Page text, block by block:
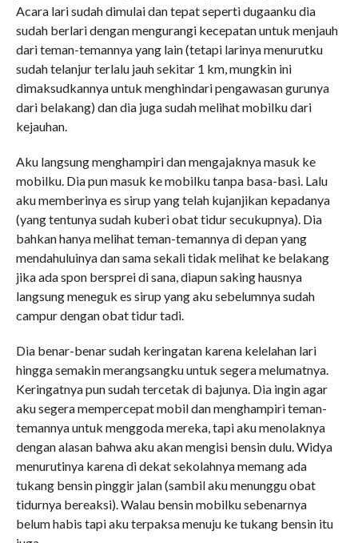
Acara lari sudah dimulai dan tepat seperti dugaanku dia
sudah berlari dengan mengurangi kecepatan untuk menjauh
dari teman-temannya yang lain (tetapi larinya menurutku
sudah telanjur terlalu jauh sekitar 1 km, mungkin ini
dimaksudkannya untuk menghindari pengawasan gurunya
dari belakang) dan dia juga sudah melihat mobilku dari
kejauhan.
Aku langsung menghampiri dan mengajaknya masuk ke
mobilku. Dia pun masuk ke mobilku tanpa basa-basi. Lalu
aku memberinya es sirup yang telah kujanjikan kepadanya
(yang tentunya sudah kuberi obat tidur secukupnya). Dia
bahkan hanya melihat teman-temannya di depan yang
mendahuluinya dan sama sekali tidak melihat ke belakang
jika ada spon bersprei di sana, diapun saking hausnya
langsung meneguk es sirup yang aku sebelumnya sudah
campur dengan obat tidur tadi.
Dia benar-benar sudah keringatan karena kelelahan lari
hingga semakin merangsangku untuk segera melumatnya.
Keringatnya pun sudah tercetak di bajunya. Dia ingin agar
aku segera mempercepat mobil dan menghampiri teman-
temannya untuk menggoda mereka, tapi aku menolaknya
dengan alasan bahwa aku akan mengisi bensin dulu. Widya
menurutinya karena di dekat sekolahnya memang ada
tukang bensin pinggir jalan (sambil aku menunggu obat
tidurnya bereaksi). Walau bensin mobilku sebenarnya
belum habis tapi aku terpaksa menuju ke tukang bensin itu